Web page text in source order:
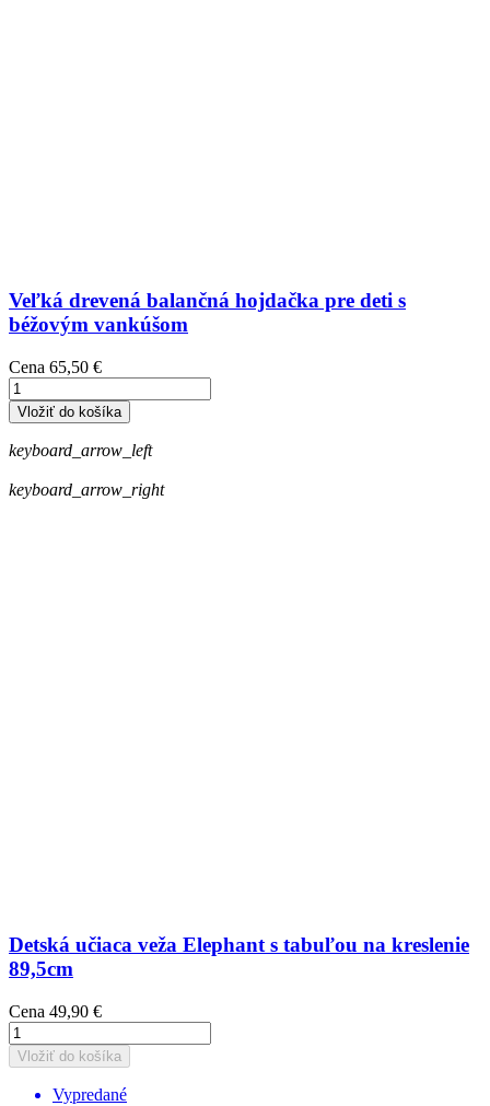
Veľká drevená balančná hojdačka pre deti s
béžovým vankúšom
Cena 65,50 €
Vložiť do košíka
keyboard_arrow_left
keyboard_arrow_right
Detská učiaca veža Elephant s tabuľou na kreslenie
89,5cm
Cena 49,90 €
Vložiť do košíka
Vypredané